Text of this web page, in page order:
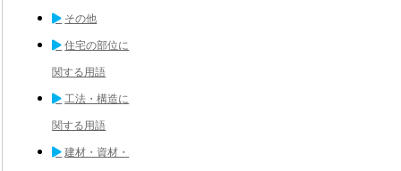
その他
住宅の部位に
関する用語
工法・構造に
関する用語
建材・資材・